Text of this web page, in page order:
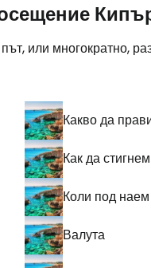
или многократно,
Какво да
Как да
Коли под наем
Валута